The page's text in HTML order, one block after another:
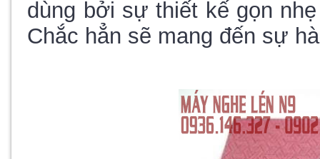
dùng bởi sự thiết kế gọn
Chắc hẳn sẽ mang đến sự